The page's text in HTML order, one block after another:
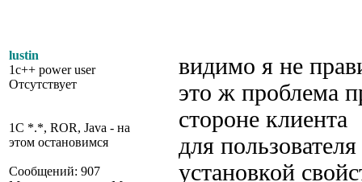
lustin
1c++ power user
Отсутствует
1C *.*, ROR, Java - на
этом остановимся
Сообщений: 907
видимо я не
это ж проблема
стороне клиента
для
установкой